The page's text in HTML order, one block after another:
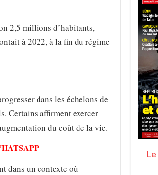
2,5 millions d’habitants,
à 2022, à la fin du régime
dans les échelons de
Certains affirment exercer
du coût de la vie.
dans un contexte où